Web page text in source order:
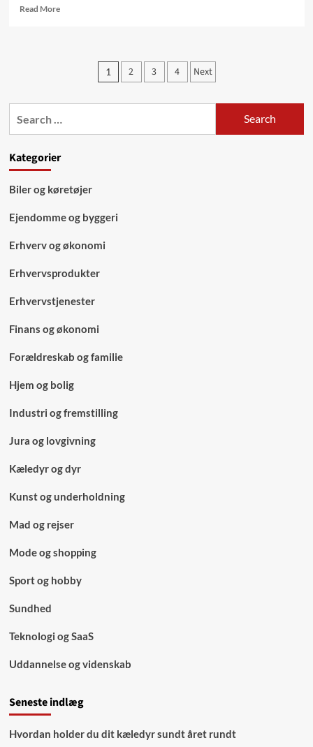
Read MoreRead
uge
Posts
pagination
1 2 3 4 Next
Kategorier
Biler og køretøjer
Ejendomme og byggeri
Erhverv og økonomi
Erhvervsprodukter
Erhvervstjenester
Finans og økonomi
Forældreskab og familie
Hjem og bolig
Industri og fremstilling
Jura og lovgivning
Kæledyr og dyr
Kunst og underholdning
Mad og rejser
Mode og shopping
Sport og hobby
Sundhed
Teknologi og SaaS
Uddannelse og videnskab
Seneste indlæg
Hvordan holder du dit kæledyr sundt året rundt